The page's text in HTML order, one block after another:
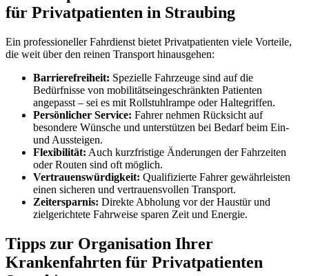
für Privatpatienten in Straubing
Ein professioneller Fahrdienst bietet Privatpatienten viele Vorteile,
die weit über den reinen Transport hinausgehen:
Barrierefreiheit: Spezielle Fahrzeuge sind auf die
Bedürfnisse von mobilitätseingeschränkten Patienten
angepasst – sei es mit Rollstuhlrampe oder Haltegriffen.
Persönlicher Service: Fahrer nehmen Rücksicht auf
besondere Wünsche und unterstützen bei Bedarf beim Ein-
und Aussteigen.
Flexibilität: Auch kurzfristige Änderungen der Fahrzeiten
oder Routen sind oft möglich.
Vertrauenswürdigkeit: Qualifizierte Fahrer gewährleisten
einen sicheren und vertrauensvollen Transport.
Zeitersparnis: Direkte Abholung vor der Haustür und
zielgerichtete Fahrweise sparen Zeit und Energie.
Tipps zur Organisation Ihrer
Krankenfahrten für Privatpatienten